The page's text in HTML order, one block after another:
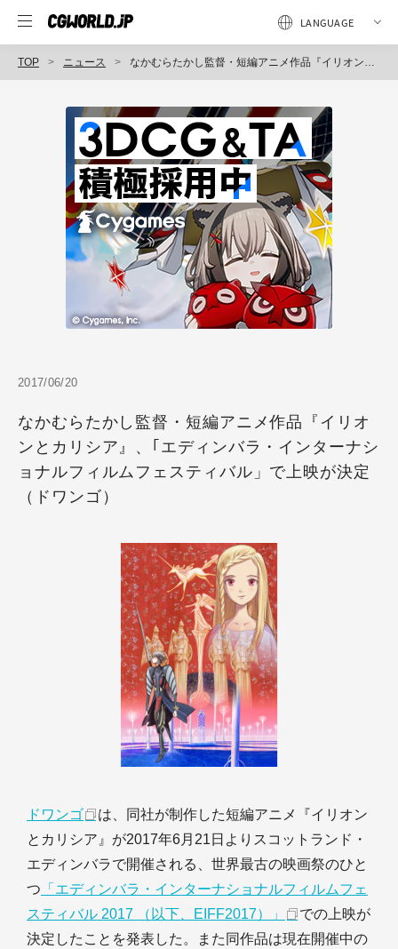
TOP ニュース なかむらたかし監督・短編アニメ作品『イリオンとカリシア』、｢エディンバラ・インターナショナルフィルムフェスティバル」で上映が決定（ドワンゴ）
2017/06/20
なかむらたかし監督・短編アニメ作品『イリオ
ンとカリシア』、｢エディンバラ・インターナシ
ョナルフィルムフェスティバル」で上映が決定
（ドワンゴ）
ドワンゴ
は、同社が制作した短編アニメ『イリオン
とカリシア』が2017年6月21日よりスコットランド・
エディンバラで開催される、世界最古の映画祭のひと
つ 「エディンバラ・インターナショナルフィルムフェ
スティバル 2017 （以下、EIFF2017）」
での上映が
決定したことを発表した。また同作品は現在開催中の